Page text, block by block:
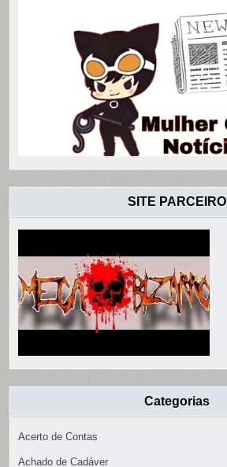
SITE PARCEIRO
Categorias
Acerto de Contas
Achado de Cadáver